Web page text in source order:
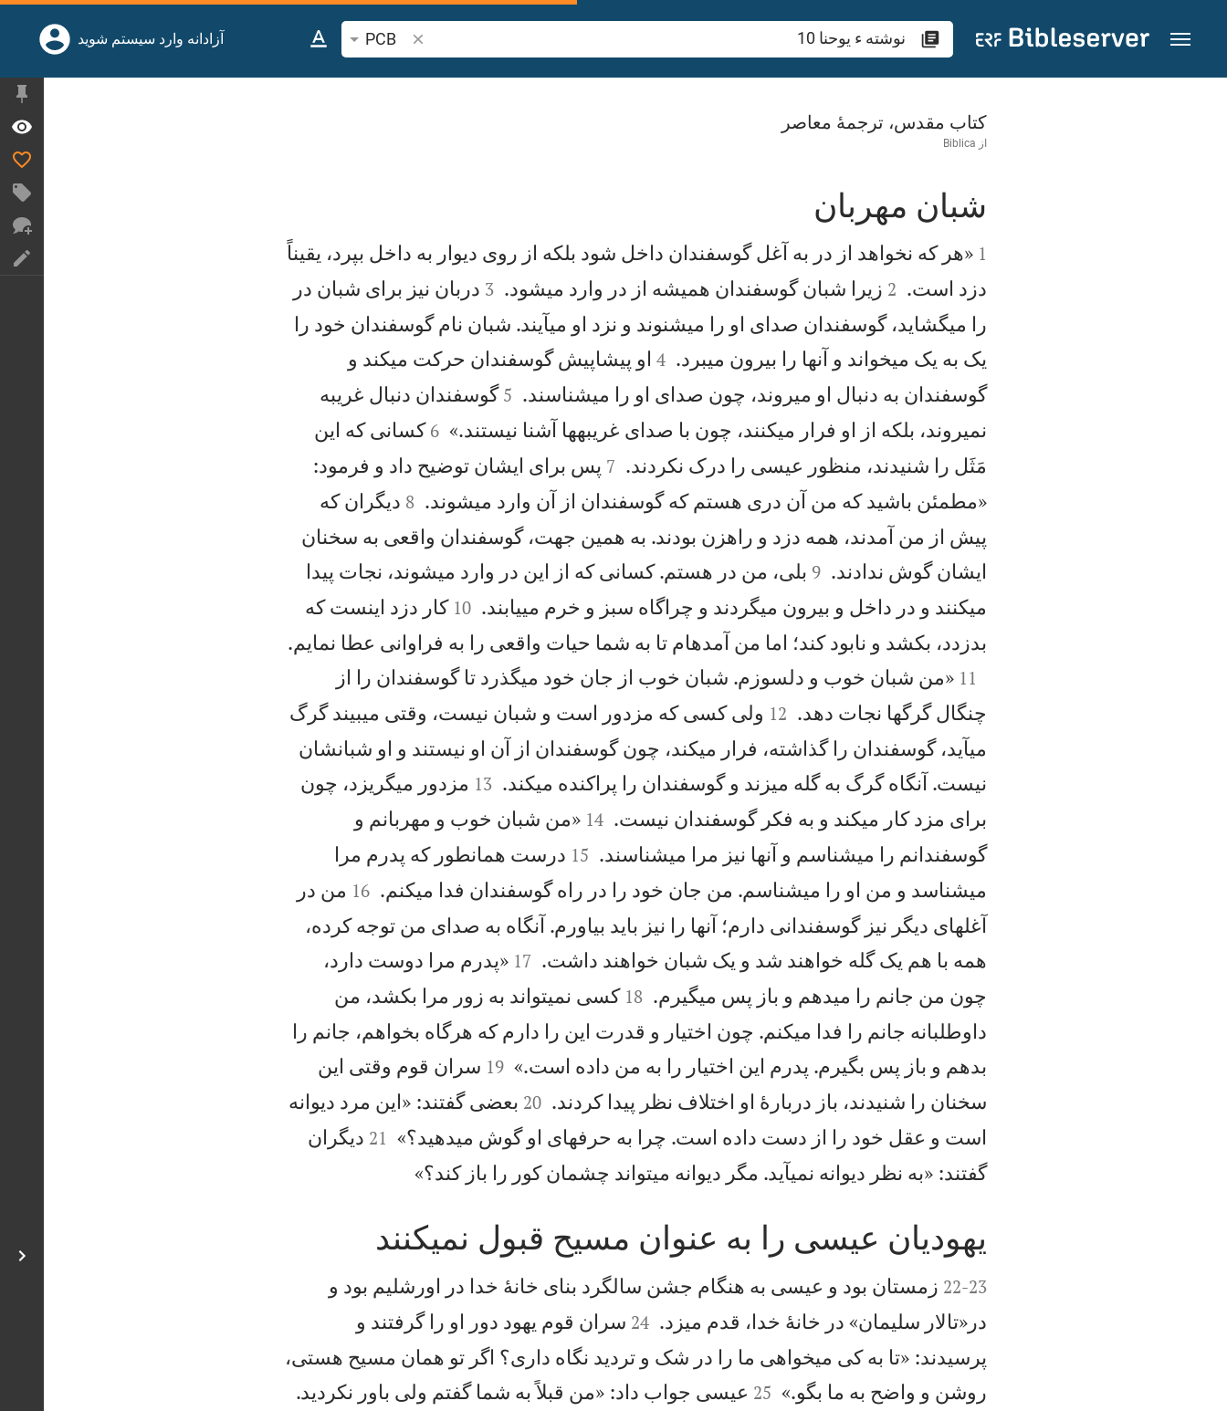
جستجوی آیه یا کلمه کتاب مقدس
PCB آزادانه وارد سیستم شوید
نوشته‌ ء يوحنا 10
کتاب مقدس، ترجمۀ معاصر
از Biblica

شبان مهربان
1 «هر كه نخواهد از در به آغل گوسفندان داخل شود بلكه از روی ديوار به داخل بپرد، يقيناً
دزد است.

2 زيرا شبان گوسفندان هميشه از در وارد میشود.

3 دربان نيز برای شبان در
را میگشايد، گوسفندان صدای او را میشنوند و نزد او میآيند. شبان نام گوسفندان خود را
يک به يک میخواند و آنها را بيرون میبرد.

4 او پيشاپيش گوسفندان حركت میكند و
گوسفندان به دنبال او میروند، چون صدای او را میشناسند.

5 گوسفندان دنبال غريبه
نمیروند، بلكه از او فرار میكنند، چون با صدای غريبهها آشنا نيستند.»

6 كسانی كه اين
مَثَل را شنيدند، منظور عيسی را درک نكردند.

7 پس برای ايشان توضيح داد و فرمود:
«مطمئن باشيد كه من آن دری هستم كه گوسفندان از آن وارد میشوند.

8 ديگران كه
پيش از من آمدند، همه دزد و راهزن بودند. به همين جهت، گوسفندان واقعی به سخنان
ايشان گوش ندادند.

9 بلی، من در هستم. كسانی كه از اين در وارد میشوند، نجات پيدا
میكنند و در داخل و بيرون میگردند و چراگاه سبز و خرم میيابند.

10 كار دزد اينست كه
بدزدد، بكشد و نابود كند؛ اما من آمدهام تا به شما حيات واقعی را به فراوانی عطا نمايم.

11 «من شبان خوب و دلسوزم. شبان خوب از جان خود میگذرد تا گوسفندان را از
چنگال گرگها نجات دهد.

12 ولی كسی كه مزدور است و شبان نيست، وقتی میبيند گرگ
میآيد، گوسفندان را گذاشته، فرار میكند، چون گوسفندان از آن او نيستند و او شبانشان
نيست. آنگاه گرگ به گله میزند و گوسفندان را پراكنده میكند.

13 مزدور میگريزد، چون
برای مزد كار میكند و به فكر گوسفندان نيست.

14 «من شبان خوب و مهربانم و
گوسفندانم را میشناسم و آنها نيز مرا میشناسند.

15 درست همانطور كه پدرم مرا
میشناسد و من او را میشناسم. من جان خود را در راه گوسفندان فدا میكنم.

16 من در
آغلهای ديگر نيز گوسفندانی دارم؛ آنها را نيز بايد بياورم. آنگاه به صدای من توجه كرده،
همه با هم يک گله خواهند شد و يک شبان خواهند داشت.

17 «پدرم مرا دوست دارد،
چون من جانم را میدهم و باز پس میگيرم.

18 كسی نمیتواند به زور مرا بكشد، من
داوطلبانه جانم را فدا میكنم. چون اختيار و قدرت اين را دارم كه هرگاه بخواهم، جانم را
بدهم و باز پس بگيرم. پدرم اين اختيار را به من داده است.»

19 سران قوم وقتی اين
سخنان را شنيدند، باز دربارهٔ او اختلاف نظر پيدا كردند.

20 بعضی گفتند: «اين مرد ديوانه
است و عقل خود را از دست داده است. چرا به حرفهای او گوش میدهيد؟»

21 ديگران
گفتند: «به نظر ديوانه نمیآيد. مگر ديوانه میتواند چشمان كور را باز كند؟»

يهوديان عيسی را به عنوان مسيح قبول نمیكنند

22-23
زمستان بود و عيسی به هنگام جشن سالگرد بنای خانهٔ خدا در اورشليم بود و
در«تالار سليمان» در خانهٔ خدا، قدم میزد.

24 سران قوم يهود دور او را گرفتند و
پرسيدند: «تا به كی میخواهی ما را در شک و ترديد نگاه داری؟ اگر تو همان مسيح هستی،
روشن و واضح به ما بگو.»

25 عيسی جواب داد: «من قبلاً به شما گفتم ولی باور نكرديد.